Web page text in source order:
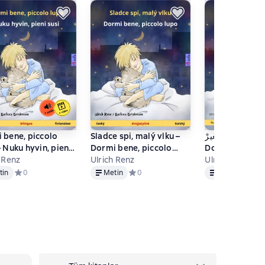
0 оценок
bene, piccolo
Nuku hyvin, pieni
–
Средний рейтинг 0 на основе 0 оценок
0
Sladce spi, malý vlku –
Dormi bene, piccolo
lupo (český – italský)
Ulrich Renz
MetinMetin Средний рейтинг 0 на основе 0
0
الذئبُ الصغيرْ –
Dormi bene,
Ulrich Renz
Metin